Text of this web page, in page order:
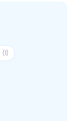
(1)